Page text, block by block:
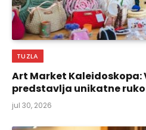
TUZLA
Art Market Kaleidoskopa:
predstavlja unikatne
jul 30, 2026